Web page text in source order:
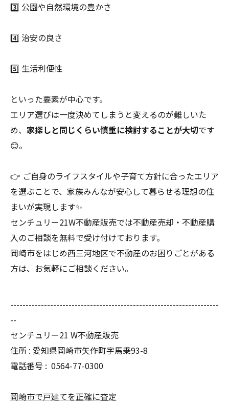
3️⃣ 公園や自然環境の豊かさ
4️⃣ 治安の良さ
5️⃣ 生活利便性
といった要素が中心です。
エリア選びは一度決めてしまうと変えるのが難しいた
め、 家探しと同じくらい慎重に検討することが大切です
😊。
👉 ご自身のライフスタイルや子育て方針に合ったエリア
を選ぶことで、家族みんなが安心して暮らせる理想の住
まいが実現します✨
センチュリー21W不動産販売では不動産売却・不動産購
入のご相談を無料で受け付けております。
岡崎市をはじめ西三河地区で不動産のお困りごとがある
方は、お気軽にご相談ください。
--------------------------------------------------------------------
--
センチュリー21 W不動産販売
住所 : 愛知県岡崎市矢作町字馬乗93-8
電話番号 : 0564-77-0300
岡崎市で戸建てを正確に査定